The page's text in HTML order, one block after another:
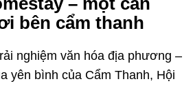
bên cẩm thanh
nghiệm văn hóa địa phương –
yên bình của Cẩm Thanh, Hội